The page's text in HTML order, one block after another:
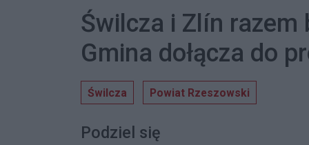
Świlcza i Zlín
Gmina dołącza do
Świlcza Powiat Rzeszowski
Podziel się